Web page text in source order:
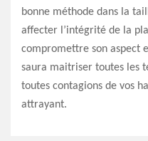
bonne méthode dans la
affecter l’intégrité de la
compromettre son aspect
saura maitriser toutes les
toutes contagions de vos
attrayant.